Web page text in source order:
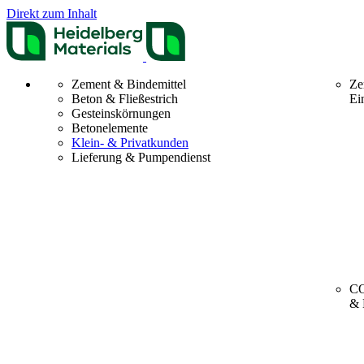
Direkt zum Inhalt
Zement & Bindemittel
Beton & Fließestrich
Gesteinskörnungen
Betonelemente
Klein- & Privatkunden
Lieferung & Pumpendienst
&